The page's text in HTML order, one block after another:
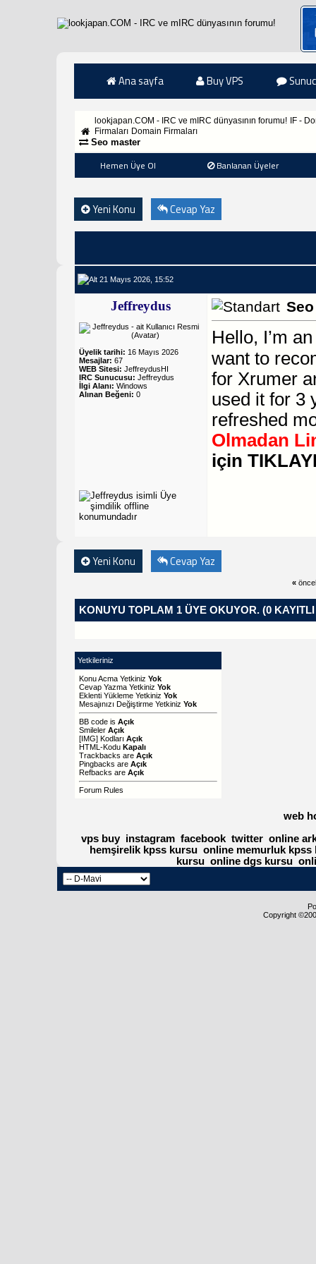
Ana sayfa Buy VPS
lookjapan.COM - IRC ve mIRC dünyasının forumu!
IF -
Firmaları Domain Firmaları
Seo master
Hemen Üye Ol Banlanan Üyeler
Yeni Konu Cevap Yaz
21 Mayıs 2026, 15:52
Jeffreydus
Üyelik tarihi: 16 Mayıs 2026
Mesajlar: 67
WEB Sitesi: JeffreydusHI
IRC Sunucusu: Jeffreydus
İlgi Alanı: Windows
Alınan Beğeni: 0
Hello, I’m
want to
for Xrumer
used it for 3
refreshed
Olmadan
için
Yeni Konu Cevap Yaz
«
KONUYU TOPLAM 1 ÜYE OKUYOR.(0
Yetkileriniz
Konu Acma YetkinizYok
Cevap Yazma YetkinizYok
Eklenti Yükleme YetkinizYok
Mesajınızı Değiştirme YetkinizYok
BB code isAçık
Smileler Açık
[IMG] KodlarıAçık
HTML-KoduKapalı
Trackbacks areAçık
Pingbacks areAçık
Refbacks areAçık
Forum Rules
web
vps buy instagram facebook twitter online
hemşirelik kpss kursu online memurluk kpss
kursu online dgs kursu
Copyright